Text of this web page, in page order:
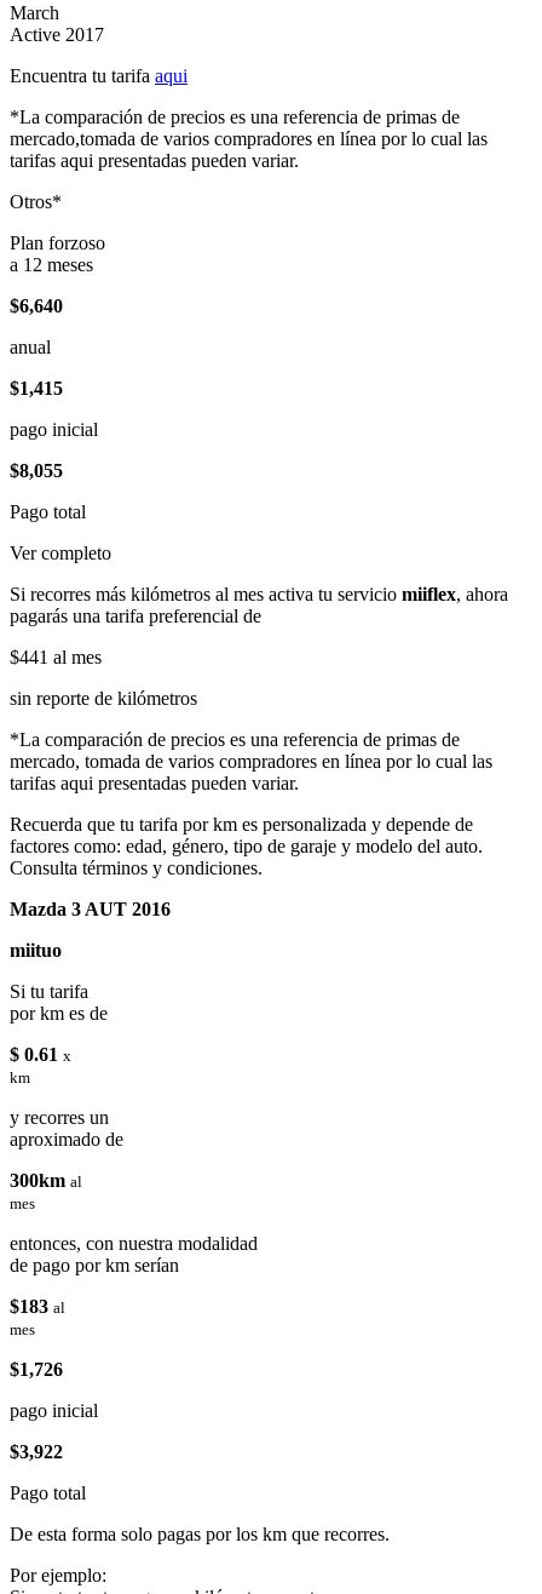
March
Active 2017
Encuentra tu tarifa aqui
*La comparación de precios es una referencia de primas de
mercado,tomada de varios compradores en línea por lo cual las
tarifas aqui presentadas pueden variar.
Otros*
Plan forzoso
a 12 meses
$6,640
anual
$1,415
pago inicial
$8,055
Pago total
Ver completo
Si recorres más kilómetros al mes activa tu servicio miiflex, ahora
pagarás una tarifa preferencial de
$441 al mes
sin reporte de kilómetros
*La comparación de precios es una referencia de primas de
mercado, tomada de varios compradores en línea por lo cual las
tarifas aqui presentadas pueden variar.
Recuerda que tu tarifa por km es personalizada y depende de
factores como: edad, género, tipo de garaje y modelo del auto.
Consulta términos y condiciones.
Mazda 3 AUT 2016
miituo
Si tu tarifa
por km es de
$ 0.61 x
km
y recorres un
aproximado de
300km al
mes
entonces, con nuestra modalidad
de pago por km serían
$183 al
mes
$1,726
pago inicial
$3,922
Pago total
De esta forma solo pagas por los km que recorres.
Por ejemplo: